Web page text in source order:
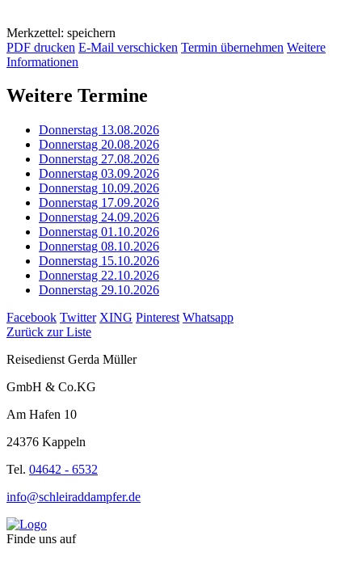
Merkzettel: speichern
PDF drucken E-Mail verschicken Termin übernehmen Weitere
Informationen
Weitere Termine
Donnerstag 13.08.2026
Donnerstag 20.08.2026
Donnerstag 27.08.2026
Donnerstag 03.09.2026
Donnerstag 10.09.2026
Donnerstag 17.09.2026
Donnerstag 24.09.2026
Donnerstag 01.10.2026
Donnerstag 08.10.2026
Donnerstag 15.10.2026
Donnerstag 22.10.2026
Donnerstag 29.10.2026
Facebook Twitter XING Pinterest Whatsapp
Zurück zur Liste
Reisedienst Gerda Müller
GmbH & Co.KG
Am Hafen 10
24376 Kappeln
Tel. 04642 - 6532
info@schleiraddampfer.de
Finde uns auf